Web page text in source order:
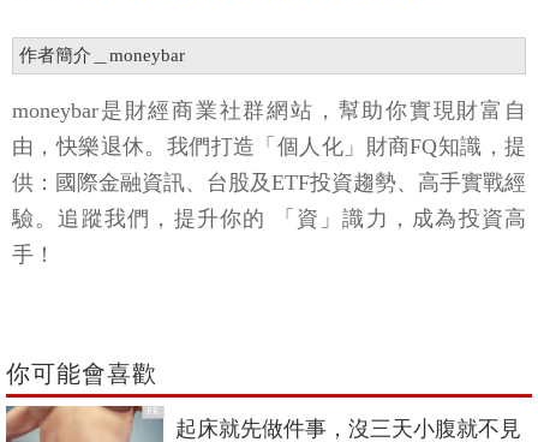
作者簡介＿moneybar
moneybar是財經商業社群網站，幫助你實現財富自
由，快樂退休。我們打造「個人化」財商FQ知識，提
供：國際金融資訊、台股及ETF投資趨勢、高手實戰經
驗。追蹤我們，提升你的 「資」識力，成為投資高
手！
你可能會喜歡
PR
起床就先做件事，沒三天小腹就不見